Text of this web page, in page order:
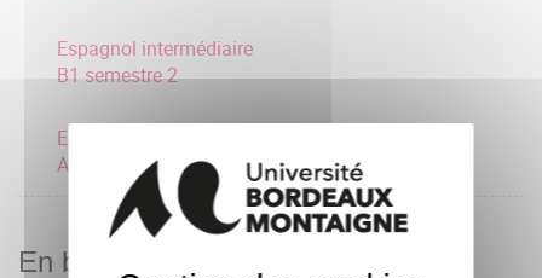
Espagnol intermédiaire
B1 semestre 2
Espagnol consolidation
A2 semestre 2
En bref